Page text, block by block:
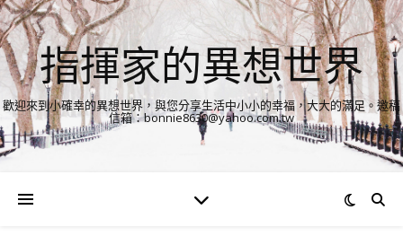
指揮家的異想世界
歡迎來到小確幸的異想世界，與您分享生活中小小的幸福，大大的滿足。邀稿
信箱：bonnie8630@yahoo.com.tw